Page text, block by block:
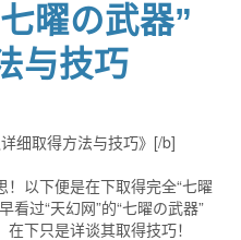
曜の武器”
与技巧
细取得方法与技巧》[/b]
以下便是在下取得完全“七曜
看过“天幻网”的“七曜の武器”
下只是详谈其取得技巧！